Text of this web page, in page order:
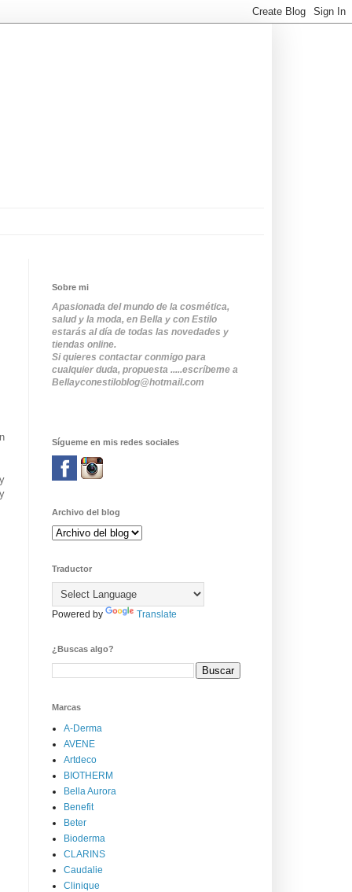
Sobre mi
Apasionada del mundo de la cosmética,
salud y la moda, en Bella y con Estilo
estarás al día de todas las novedades y
tiendas online.
Si quieres contactar conmigo para
cualquier duda, propuesta .....escríbeme a
Bellayconestiloblog@hotmail.com
Sígueme en mis redes sociales
Archivo del blog
Traductor
Powered by Translate
¿Buscas algo?
Marcas
A-Derma
AVENE
Artdeco
BIOTHERM
Bella Aurora
Benefit
Beter
Bioderma
CLARINS
Caudalie
Clinique